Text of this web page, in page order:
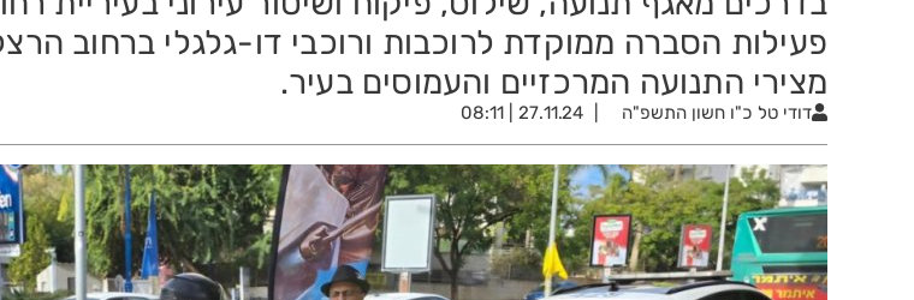
פעילות הסברה ממוקדת לרוכבות ורוכבי דו-גלגלי ברחוב
מצירי התנועה המרכזיים והעמוסים בעיר.
דודי טל כ"ו חשון התשפ"ה 27.11.24 | 08:11